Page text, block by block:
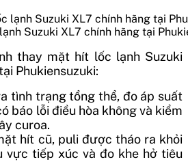
Suzuki XL7 chính hãng tại
thay mặt hít lốc lạnh Suzuki
Phukiensuzuki:
tình trạng tổng thể, đo áp suất
báo lỗi điều hòa không và kiểm
curoa.
hít cũ, puli được tháo ra khỏi
vực tiếp xúc và đo khe hở tiêu